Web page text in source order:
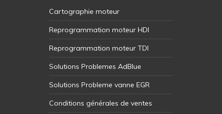
Cartographie moteur
Reprogrammation moteur HDI
Reprogrammation moteur TDI
Solutions Problemes AdBlue
Solutions Probleme vanne EGR
Conditions générales de ventes